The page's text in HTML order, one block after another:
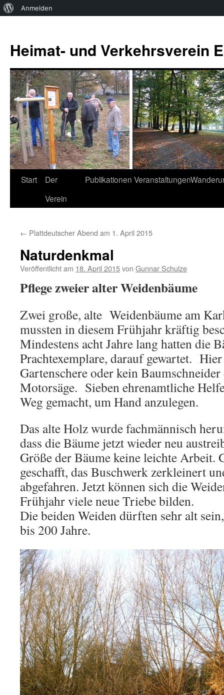
Über
Anmelden
springen
Heimat- und Verkehrsverein
Start
Der
Verein
Publikationen Veranstaltungen
← Plattdeutscher Abend am 1. April 2015
Naturdenkmal
Veröffentlicht am 18. April 2015von Gunnar Schulze
Pflege zweier alter Weidenbäume
Zwei große, alte Weidenbäume am
mussten in diesem Frühjahr kräftig
Mindestens acht Jahre lang hatten die
Prachtexemplare, darauf gewartet.
Gartenschere oder kein
Motorsäge. Sieben ehrenamtliche
Weg gemacht, um Hand anzulegen.
Das alte Holz wurde fachmännisch
dass die Bäume jetzt wieder neu
Größe der Bäume keine leichte Arbeit.
geschafft, das Buschwerk zerkleinert
abgefahren. Jetzt können sich die
Frühjahr viele neue Triebe bilden.
Die beiden Weiden dürften sehr alt
bis 200 Jahre.